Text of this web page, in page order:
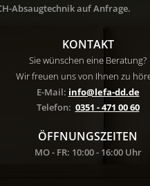
Absaugtechnik auf Anfrage.
KONTAKT
Sie wünschen eine Beratung?
Wir freuen uns von Ihnen zu
E-Mail: info@lefa-dd.de
Telefon: 0351 - 471 00 60
ÖFFNUNGSZEITEN
MO - FR: 10:00 - 16:00 Uhr